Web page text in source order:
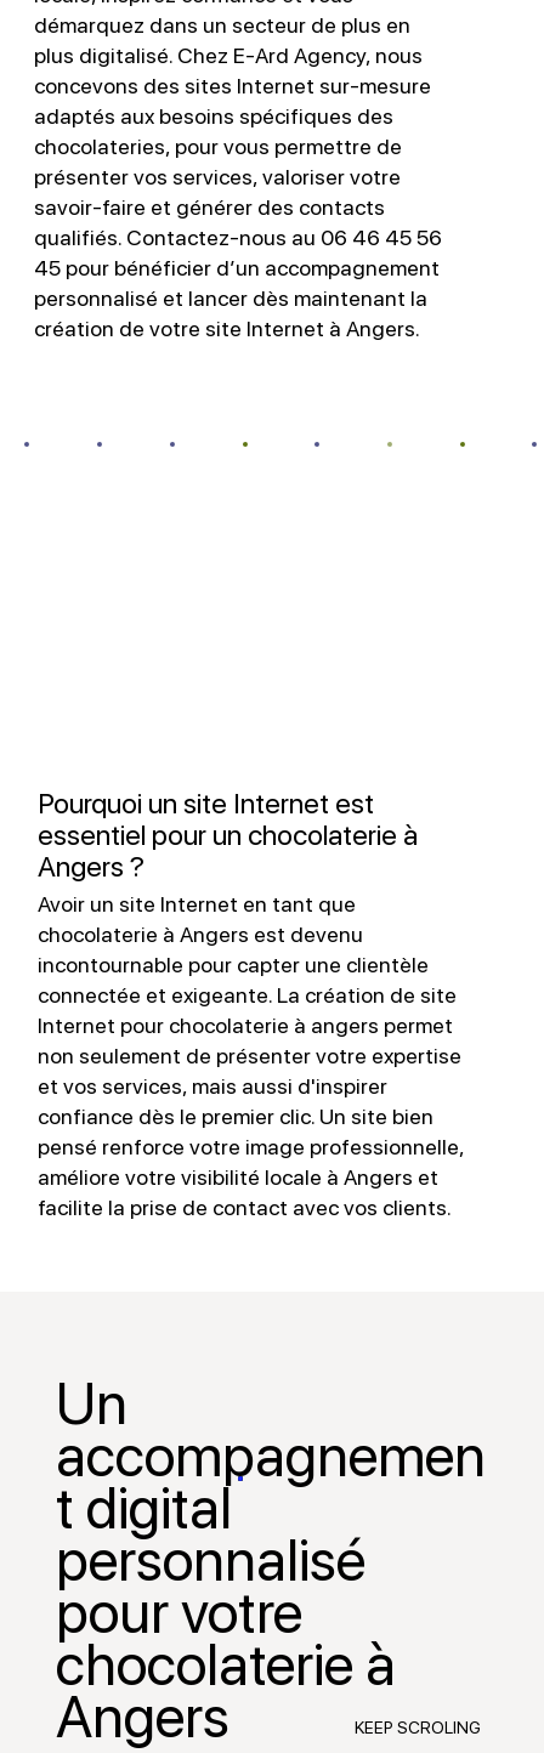
démarquez dans un secteur de plus en
plus digitalisé. Chez E-Ard Agency, nous
concevons des sites Internet sur-mesure
adaptés aux besoins spécifiques des
chocolateries, pour vous permettre de
présenter vos services, valoriser votre
savoir-faire et générer des contacts
qualifiés. Contactez-nous au 06 46 45 56
45 pour bénéficier d’un accompagnement
personnalisé et lancer dès maintenant la
création de votre site Internet à Angers.
Pourquoi un site Internet est
essentiel pour un chocolaterie à
Angers ?
Avoir un site Internet en tant que
chocolaterie à Angers est devenu
incontournable pour capter une clientèle
connectée et exigeante. La création de site
Internet pour chocolaterie à angers permet
non seulement de présenter votre expertise
et vos services, mais aussi d'inspirer
confiance dès le premier clic. Un site bien
pensé renforce votre image professionnelle,
améliore votre visibilité locale à Angers et
facilite la prise de contact avec vos clients.
Un
accompagnemen
t digital
personnalisé
pour votre
chocolaterie à
Angers KEEP SCROLING